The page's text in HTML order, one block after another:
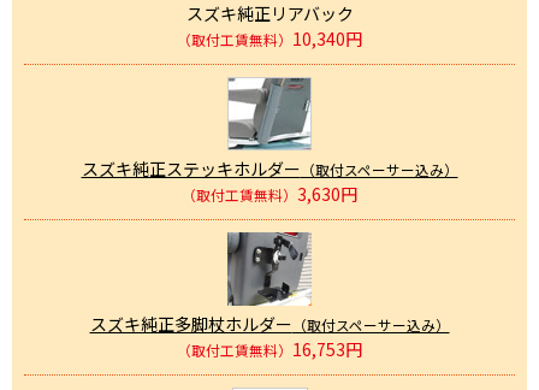
スズキ純正リアバック
（取付工賃無料） 10,340円
スズキ純正ステッキホルダー （取付スペーサー込み）
（取付工賃無料） 3,630円
スズキ純正多脚杖ホルダー （取付スペーサー込み）
（取付工賃無料） 16,753円